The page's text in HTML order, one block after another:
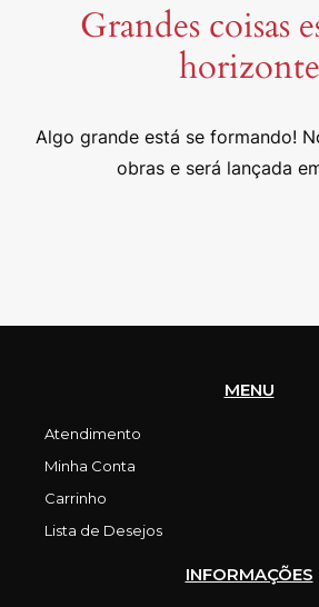
Grandes coisas
horizonte
Algo grande está se formando!
obras e será lançada
MENU
Atendimento
Minha Conta
Carrinho
Lista de Desejos
INFORMAÇÕES